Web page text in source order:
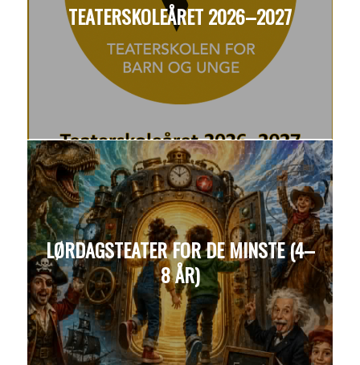
TEATERSKOLEÅRET 2026–2027
LØRDAGSTEATER FOR DE MINSTE (4–
8 ÅR)